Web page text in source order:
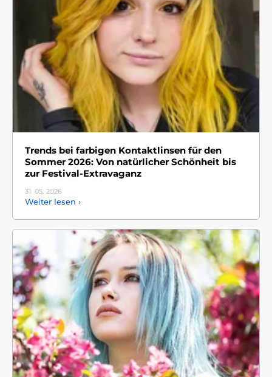
Trends bei farbigen Kontaktlinsen für den
Sommer 2026: Von natürlicher Schönheit bis
zur Festival-Extravaganz
31. 05. 2026
Weiter lesen ›